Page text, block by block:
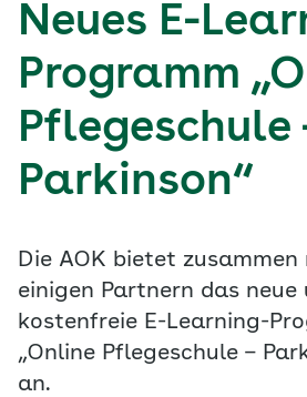
Neues E-
Programm
Pflegeschule
Parkinson“
Die AOK bietet zusammen
einigen Partnern das neue
kostenfreie E-Learning-
„Online Pflegeschule –
an.